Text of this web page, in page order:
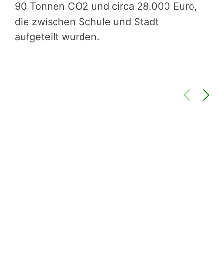
90 Tonnen CO2 und circa 28.000 Euro,
die zwischen Schule und Stadt
aufgeteilt wurden.